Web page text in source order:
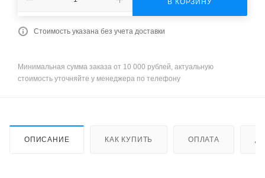
В КОРЗИНУ
Стоимость указана без учета доставки
Минимальная сумма заказа от 10 000 рублей, актуальную
стоимость уточняйте у менеджера по телефону
ОПИСАНИЕ КАК КУПИТЬ ОПЛАТА